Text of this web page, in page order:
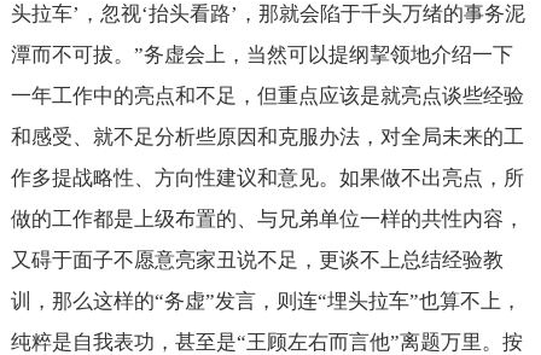
头拉车’，忽视‘抬头看路’，那就会陷于千头万绪的事务泥
潭而不可拔。”务虚会上，当然可以提纲挈领地介绍一下
一年工作中的亮点和不足，但重点应该是就亮点谈些经验
和感受、就不足分析些原因和克服办法，对全局未来的工
作多提战略性、方向性建议和意见。如果做不出亮点，所
做的工作都是上级布置的、与兄弟单位一样的共性内容，
又碍于面子不愿意亮家丑说不足，更谈不上总结经验教
训，那么这样的“务虚”发言，则连“埋头拉车”也算不上，
纯粹是自我表功，甚至是“王顾左右而言他”离题万里。按